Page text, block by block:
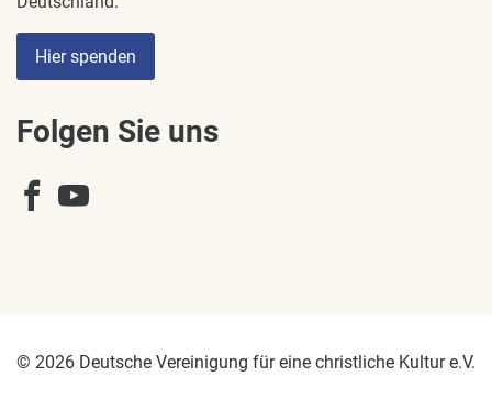
Hier spenden
Folgen Sie uns
© 2026 Deutsche Vereinigung für eine christliche Kultur e.V.